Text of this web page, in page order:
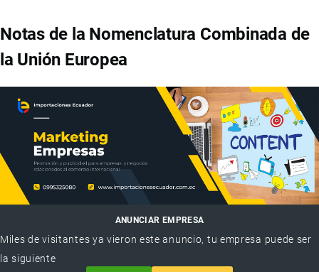
Notas de la Nomenclatura Combinada de
la Unión Europea
ANUNCIAR EMPRESA
Miles de visitantes ya vieron este anuncio, tu empresa puede ser
la siguiente